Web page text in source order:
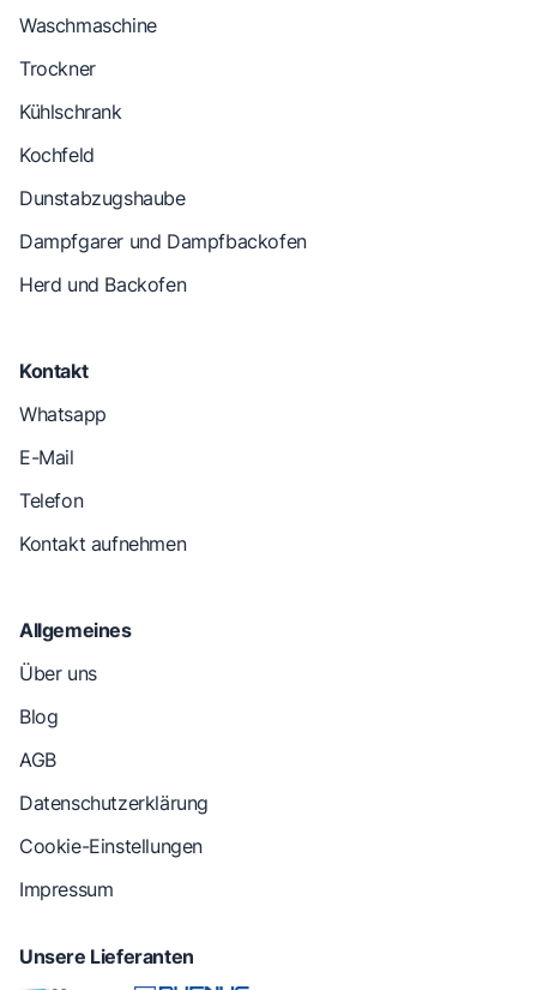
Waschmaschine
Trockner
Kühlschrank
Kochfeld
Dunstabzugshaube
Dampfgarer und Dampfbackofen
Herd und Backofen
Kontakt
Whatsapp
E-Mail
Telefon
Kontakt aufnehmen
Allgemeines
Über uns
Blog
AGB
Datenschutzerklärung
Cookie-Einstellungen
Impressum
Unsere Lieferanten